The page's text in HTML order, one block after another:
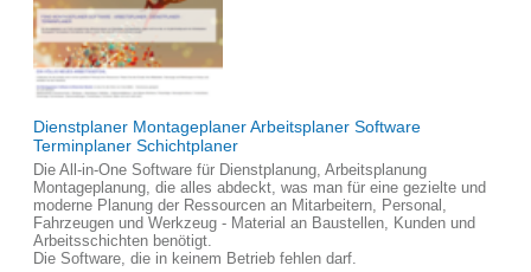
Dienstplaner Montageplaner Arbeitsplaner Software
Terminplaner Schichtplaner
Die All-in-One Software für Dienstplanung, Arbeitsplanung
Montageplanung, die alles abdeckt, was man für eine gezielte und
moderne Planung der Ressourcen an Mitarbeitern, Personal,
Fahrzeugen und Werkzeug - Material an Baustellen, Kunden und
Arbeitsschichten benötigt.
Die Software, die in keinem Betrieb fehlen darf.